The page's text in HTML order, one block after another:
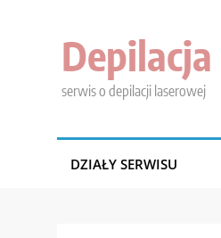
serwis o depilacji laserowej
DZIAŁY SERWISU